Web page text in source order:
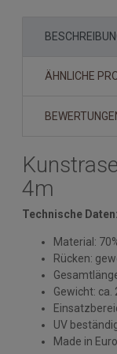
ÄHNLICHE
4m
Technische Daten:
Material:
Rücken:
Gewicht:
UV
Made in